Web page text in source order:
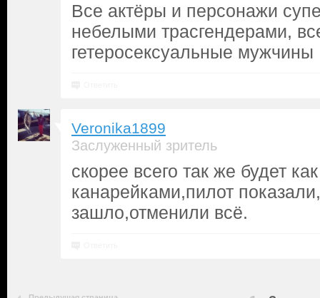
Все актёры и персонажи
небелыми трасгендерами,
гетеросексуальные мужчины
Veronika1899
Заслуженный зритель
скорее всего так же будет
канарейками,пилот
зашло,отменили всё.